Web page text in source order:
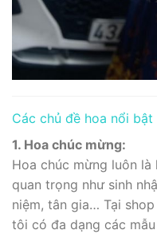
Các chủ đề hoa nổi
1. Hoa chúc mừng:
Hoa chúc mừng luôn
quan trọng như sinh
niệm, tân gia… Tại
tôi có đa dạng các